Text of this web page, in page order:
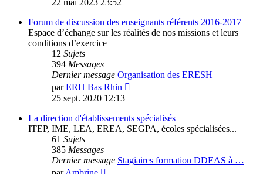
message
22 mai 2023 23:52
Forum de discussion des enseignants référents 2016-2017
Espace d’échange sur les réalités de nos missions et leurs
conditions d’exercice
12 Sujets
394 Messages
Dernier message Organisation des ERESH
parERH Bas Rhin
message
25 sept. 2020 12:13
La direction d'établissements spécialisés
ITEP, IME, LEA, EREA, SEGPA, écoles spécialisées...
61 Sujets
385 Messages
Dernier message Stagiaires formation DDEAS à …